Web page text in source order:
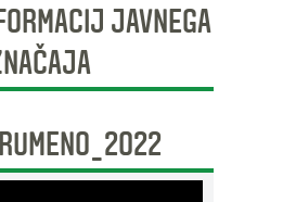
JAVNEGA